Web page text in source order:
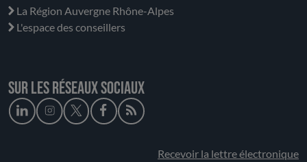
La Région Auvergne Rhône-Alpes
L'espace des conseillers
Sur les réseaux sociaux
Recevoir la lettre électronique